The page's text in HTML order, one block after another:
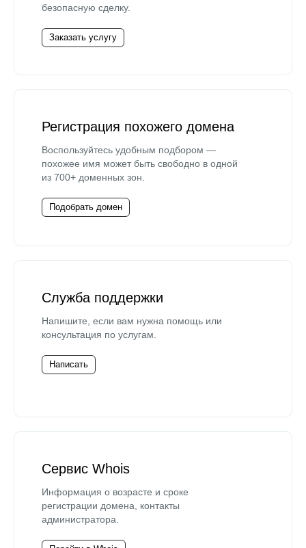
безопасную сделку.
Заказать услугу
Регистрация похожего домена
Воспользуйтесь удобным подбором —
похожее имя может быть свободно в одной
из 700+ доменных зон.
Подобрать домен
Служба поддержки
Напишите, если вам нужна помощь или
консультация по услугам.
Написать
Сервис Whois
Информация о возрасте и сроке
регистрации домена, контакты
администратора.